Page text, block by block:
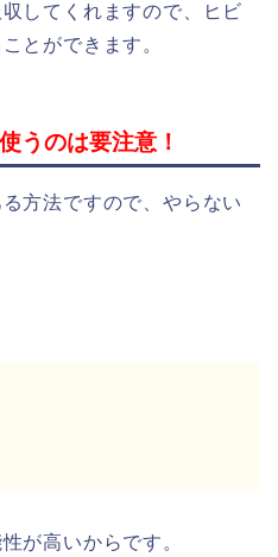
してくれますので、ヒビ
とができます。
うのは要注意！
方法ですので、やらない
が高いからです。